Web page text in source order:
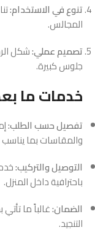
تنوع في الاستخدام:
المجالس.
تصميم عملي:شكل
جلوس كبيرة.
خدمات ما
تفصيل حسب الطلب:
والمقاسات بما يناسب
التوصيل والتركيب:
باحترافية داخل المنزل.
الضمان:غالباً ما
التنجيد.